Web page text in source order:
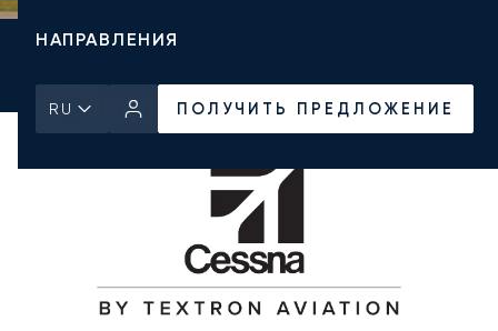
НАПРАВЛЕНИЯ
RU ПОЛУЧИТЬ ПРЕДЛОЖЕНИЕ